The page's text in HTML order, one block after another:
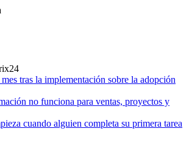
tras la implementación sobre la adopción
no funciona para ventas, proyectos y
cuando alguien completa su primera tarea